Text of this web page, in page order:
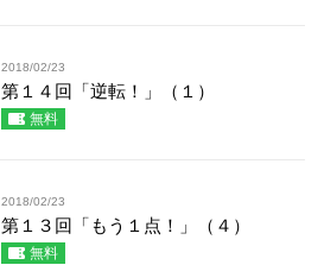
2018/02/23
第１４回「逆転！」（１）
無料
2018/02/23
第１３回「もう１点！」（４）
無料